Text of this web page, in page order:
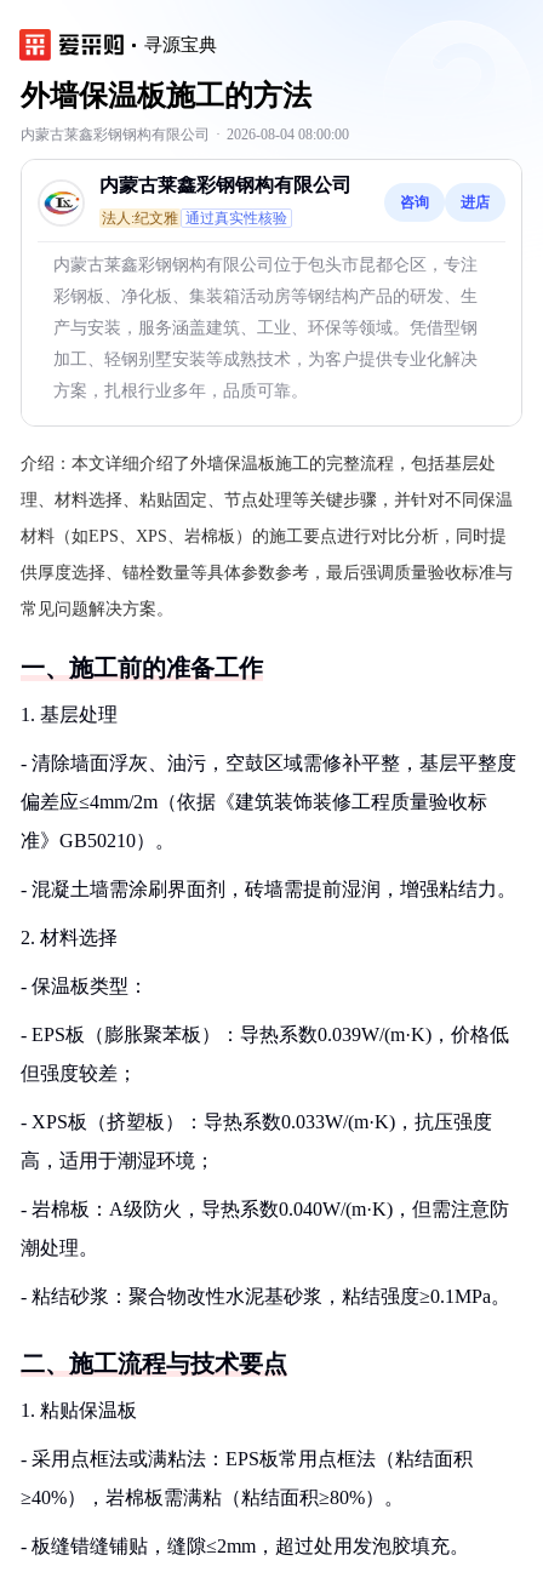
寻源宝典
外墙保温板施工的方法
内蒙古莱鑫彩钢钢构有限公司 · 2026-08-04 08:00:00
内蒙古莱鑫彩钢钢构有限公司
法人:纪文雅 通过真实性核验
咨询 进店
内蒙古莱鑫彩钢钢构有限公司位于包头市昆都仑区，专注
彩钢板、净化板、集装箱活动房等钢结构产品的研发、生
产与安装，服务涵盖建筑、工业、环保等领域。凭借型钢
加工、轻钢别墅安装等成熟技术，为客户提供专业化解决
方案，扎根行业多年，品质可靠。
介绍： 本文详细介绍了外墙保温板施工的完整流程，包括基层处
理、材料选择、粘贴固定、节点处理等关键步骤，并针对不同保温
材料（如EPS、XPS、岩棉板）的施工要点进行对比分析，同时提
供厚度选择、锚栓数量等具体参数参考，最后强调质量验收标准与
常见问题解决方案。
一、施工前的准备工作
1. 基层处理
- 清除墙面浮灰、油污，空鼓区域需修补平整，基层平整度
偏差应≤4mm/2m（依据《建筑装饰装修工程质量验收标
准》GB50210）。
- 混凝土墙需涂刷界面剂，砖墙需提前湿润，增强粘结力。
2. 材料选择
- 保温板类型：
- EPS板（膨胀聚苯板）：导热系数0.039W/(m·K)，价格低
但强度较差；
- XPS板（挤塑板）：导热系数0.033W/(m·K)，抗压强度
高，适用于潮湿环境；
- 岩棉板：A级防火，导热系数0.040W/(m·K)，但需注意防
潮处理。
- 粘结砂浆：聚合物改性水泥基砂浆，粘结强度≥0.1MPa。
二、施工流程与技术要点
1. 粘贴保温板
- 采用点框法或满粘法：EPS板常用点框法（粘结面积
≥40%），岩棉板需满粘（粘结面积≥80%）。
- 板缝错缝铺贴，缝隙≤2mm，超过处用发泡胶填充。